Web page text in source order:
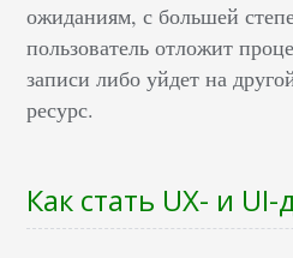
ожиданиям, с большей
пользователь отложит
записи либо уйдет на
ресурс.
Как стать UX- и